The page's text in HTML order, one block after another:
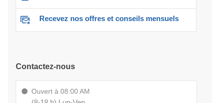
Recevez nos offres et conseils mensuels
Contactez-nous
Ouvert à 08:00 AM